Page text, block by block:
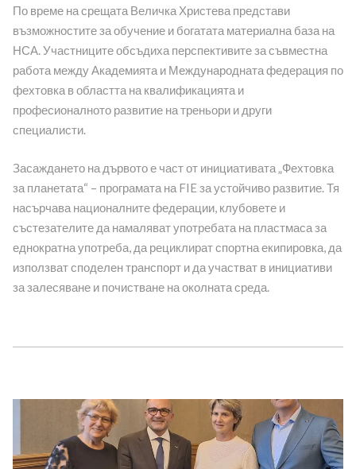
По време на срещата Величка Христева представи
възможностите за обучение и богатата материална база на
НСА. Участниците обсъдиха перспективите за съвместна
работа между Академията и Международната федерация по
фехтовка в областта на квалификацията и
професионалното развитие на треньори и други
специалисти.
Засаждането на дървото е част от инициативата „Фехтовка
за планетата“ – програмата на FIE за устойчиво развитие. Тя
насърчава националните федерации, клубовете и
състезателите да намаляват употребата на пластмаса за
еднократна употреба, да рециклират спортна екипировка, да
използват споделен транспорт и да участват в инициативи
за залесяване и почистване на околната среда.